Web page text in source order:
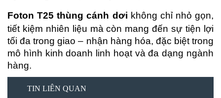
Foton T25 thùng cánh dơi không chỉ nhỏ gọn,
tiết kiệm nhiên liệu mà còn mang đến sự tiện lợi
tối đa trong giao – nhận hàng hóa, đặc biệt trong
mô hình kinh doanh linh hoạt và đa dạng ngành
hàng.
TIN LIÊN QUAN